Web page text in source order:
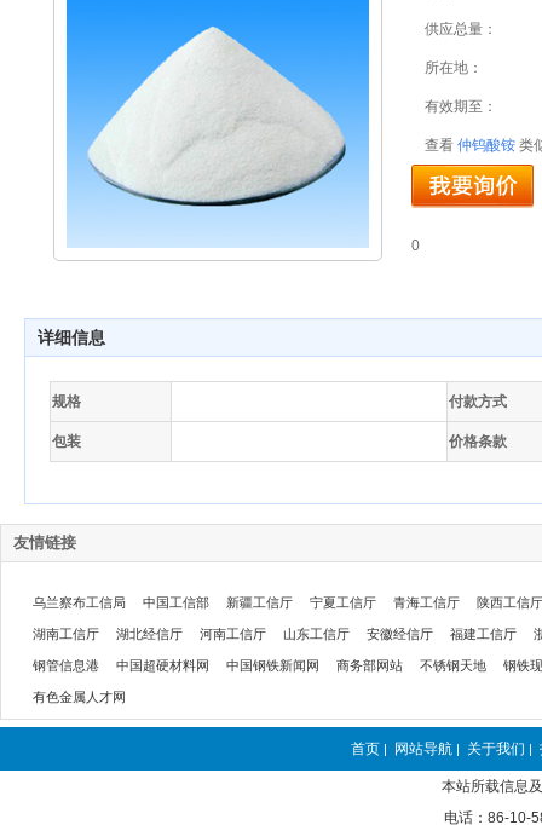
供应总量：
所在地：
有效期至：
查看 仲钨酸铵 类
0
详细信息
规格 付款方式
包装 价格条款
友情链接
乌兰察布工信局 中国工信部 新疆工信厅 宁夏工信厅 青海工信厅 陕西工信厅
湖南工信厅 湖北经信厅 河南工信厅 山东工信厅 安徽经信厅 福建工信厅
钢管信息港 中国超硬材料网 中国钢铁新闻网 商务部网站 不锈钢天地 钢铁
有色金属人才网
首页 | 网站导航 | 关于我们 |
本站所载信息
电话：86-10-